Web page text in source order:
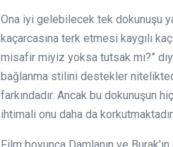
Ona iyi gelebilecek tek dokunuşu
kaçarcasına terk etmesi kaygılı
misafir miyiz yoksa tutsak mı?”
bağlanma stilini destekler
farkındadır. Ancak bu dokunuşun
ihtimali onu daha da korkutmaktadır.